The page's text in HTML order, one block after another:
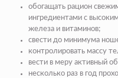
обогащать рацион
ингредиентами с
железа и витаминов;
свести до минимума
контролировать массу
вести в меру активный
несколько раз в год